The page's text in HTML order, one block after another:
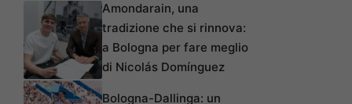
Amondarain, una
tradizione che si rinnova:
a Bologna per fare meglio
di Nicolás Domínguez
Bologna-Dallinga: un